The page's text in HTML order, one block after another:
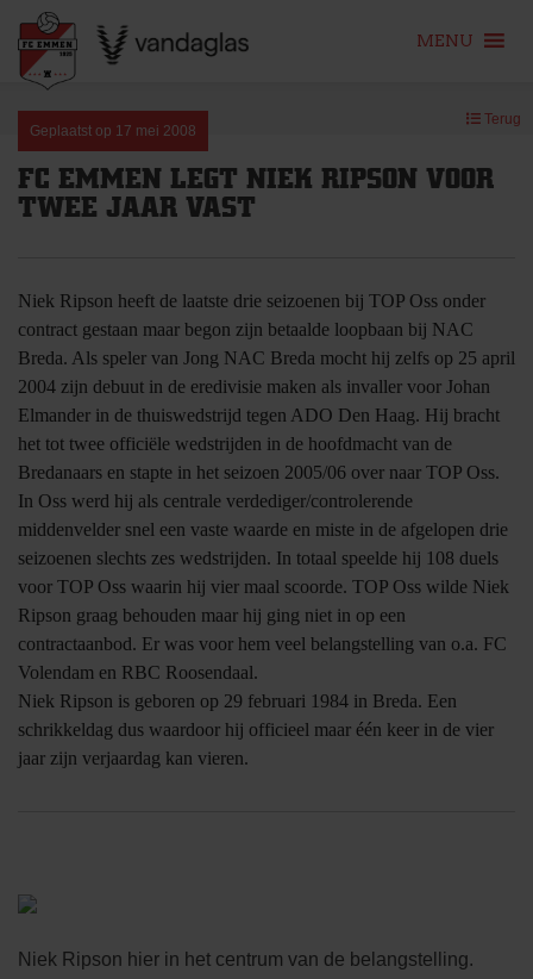
content
MENU
Geplaatst op 17 mei 2008
Terug
FC EMMEN LEGT NIEK RIPSON VOOR
TWEE JAAR VAST
Niek Ripson heeft de laatste drie seizoenen bij TOP Oss onder
contract gestaan maar begon zijn betaalde loopbaan bij NAC
Breda. Als speler van Jong NAC Breda mocht hij zelfs op 25 april
2004 zijn debuut in de eredivisie maken als invaller voor Johan
Elmander in de thuiswedstrijd tegen ADO Den Haag. Hij bracht
het tot twee officiële wedstrijden in de hoofdmacht van de
Bredanaars en stapte in het seizoen 2005/06 over naar TOP Oss.
In Oss werd hij als centrale verdediger/controlerende
middenvelder snel een vaste waarde en miste in de afgelopen drie
seizoenen slechts zes wedstrijden. In totaal speelde hij 108 duels
voor TOP Oss waarin hij vier maal scoorde. TOP Oss wilde Niek
Ripson graag behouden maar hij ging niet in op een
contractaanbod. Er was voor hem veel belangstelling van o.a. FC
Volendam en RBC Roosendaal.
Niek Ripson is geboren op 29 februari 1984 in Breda. Een
schrikkeldag dus waardoor hij officieel maar één keer in de vier
jaar zijn verjaardag kan vieren.
Niek Ripson hier in het centrum van de belangstelling.